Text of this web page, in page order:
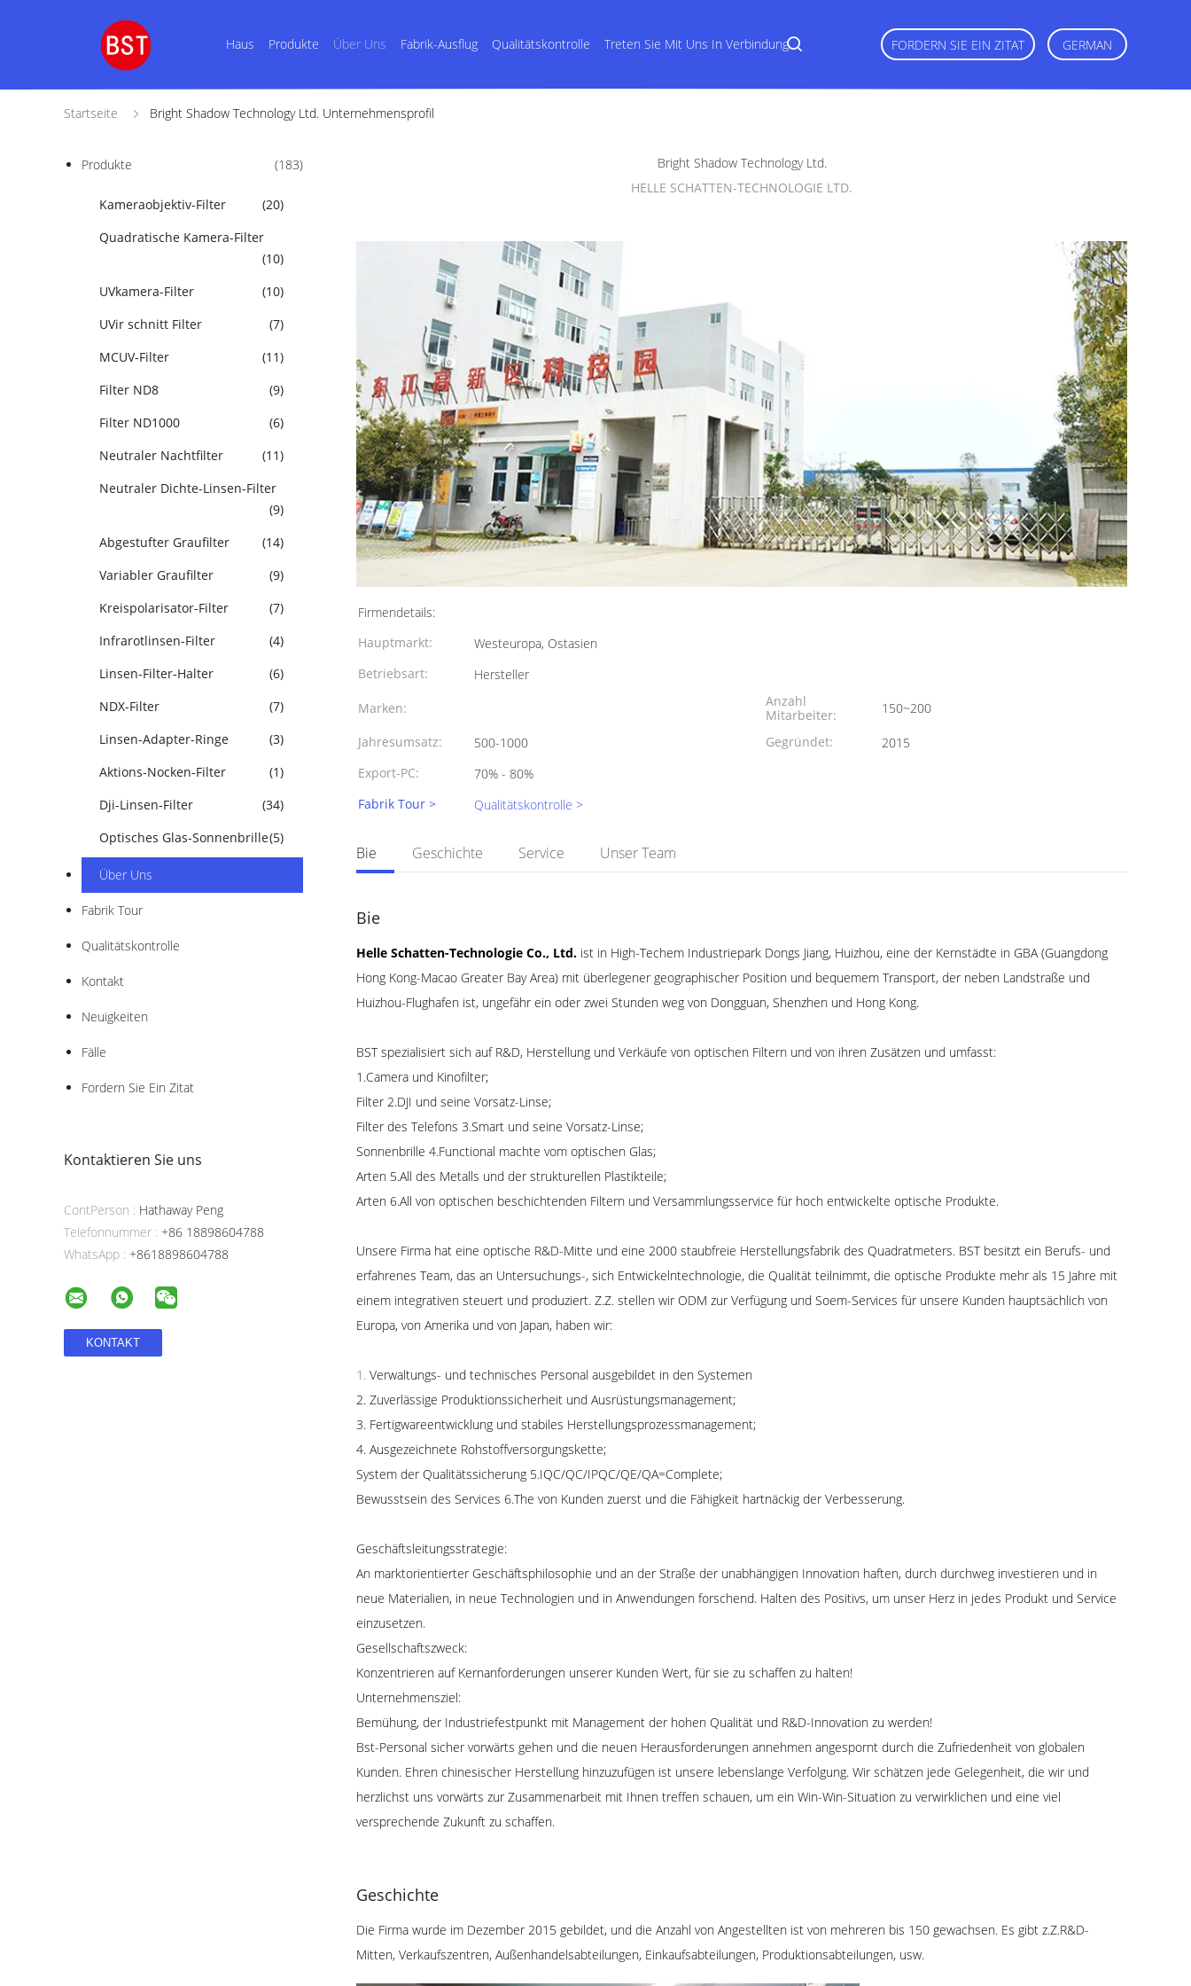
Haus Produkte Über Uns Fabrik-Ausflug Qualitätskontrolle Treten Sie Mit Uns In Verbindung FORDERN SIE EIN ZITAT GERMAN
Startseite Bright Shadow Technology Ltd. Unternehmensprofil
Produkte (183)
Kameraobjektiv-Filter
(20)
Quadratische Kamera-Filter
(10)
UVkamera-Filter
(10)
UVir schnitt Filter
(7)
MCUV-Filter
(11)
Filter ND8
(9)
Filter ND1000
(6)
Neutraler Nachtfilter
(11)
Neutraler Dichte-Linsen-Filter
(9)
Abgestufter Graufilter
(14)
Variabler Graufilter
(9)
Kreispolarisator-Filter
(7)
Infrarotlinsen-Filter
(4)
Linsen-Filter-Halter
(6)
NDX-Filter
(7)
Linsen-Adapter-Ringe
(3)
Aktions-Nocken-Filter
(1)
Dji-Linsen-Filter
(34)
Optisches Glas-Sonnenbrille(5)
Über Uns
Fabrik Tour
Qualitätskontrolle
Kontakt
Neuigkeiten
Fälle
Fordern Sie Ein Zitat
Kontaktieren Sie uns
ContPerson : Hathaway Peng
Telefonnummer : +86 18898604788
WhatsApp : +8618898604788
Bright Shadow Technology Ltd.
HELLE SCHATTEN-TECHNOLOGIE LTD.
Firmendetails:
Hauptmarkt:
Westeuropa, Ostasien
Betriebsart:
Hersteller
Marken:
Anzahl
Mitarbeiter:
150~200
Jahresumsatz:
500-1000 Gegründet:
2015
Export-PC:
70% - 80%
Fabrik Tour >
Qualitätskontrolle >
Bie Geschichte Service Unser Team
Bie
Helle Schatten-Technologie Co., Ltd. ist in High-Techem Industriepark Dongs Jiang, Huizhou, eine der Kernstädte in GBA (Guangdong
Hong Kong-Macao Greater Bay Area) mit überlegener geographischer Position und bequemem Transport, der neben Landstraße und
Huizhou-Flughafen ist, ungefähr ein oder zwei Stunden weg von Dongguan, Shenzhen und Hong Kong.
BST spezialisiert sich auf R&D, Herstellung und Verkäufe von optischen Filtern und von ihren Zusätzen und umfasst:
1.Camera und Kinofilter;
Filter 2.DJI und seine Vorsatz-Linse;
Filter des Telefons 3.Smart und seine Vorsatz-Linse;
Sonnenbrille 4.Functional machte vom optischen Glas;
Arten 5.All des Metalls und der strukturellen Plastikteile;
Arten 6.All von optischen beschichtenden Filtern und Versammlungsservice für hoch entwickelte optische Produkte.
Unsere Firma hat eine optische R&D-Mitte und eine 2000 staubfreie Herstellungsfabrik des Quadratmeters. BST besitzt ein Berufs- und
erfahrenes Team, das an Untersuchungs-, sich Entwickelntechnologie, die Qualität teilnimmt, die optische Produkte mehr als 15 Jahre mit
einem integrativen steuert und produziert. Z.Z. stellen wir ODM zur Verfügung und Soem-Services für unsere Kunden hauptsächlich von
Europa, von Amerika und von Japan, haben wir:
1. Verwaltungs- und technisches Personal ausgebildet in den Systemen
2. Zuverlässige Produktionssicherheit und Ausrüstungsmanagement;
3. Fertigwareentwicklung und stabiles Herstellungsprozessmanagement;
4. Ausgezeichnete Rohstoffversorgungskette;
System der Qualitätssicherung 5.IQC/QC/IPQC/QE/QA=Complete;
Bewusstsein des Services 6.The von Kunden zuerst und die Fähigkeit hartnäckig der Verbesserung.
Geschäftsleitungsstrategie:
An marktorientierter Geschäftsphilosophie und an der Straße der unabhängigen Innovation haften, durch durchweg investieren und in
neue Materialien, in neue Technologien und in Anwendungen forschend. Halten des Positivs, um unser Herz in jedes Produkt und Service
einzusetzen.
Gesellschaftszweck:
Konzentrieren auf Kernanforderungen unserer Kunden Wert, für sie zu schaffen zu halten!
Unternehmensziel:
Bemühung, der Industriefestpunkt mit Management der hohen Qualität und R&D-Innovation zu werden!
Bst-Personal sicher vorwärts gehen und die neuen Herausforderungen annehmen angespornt durch die Zufriedenheit von globalen
Kunden. Ehren chinesischer Herstellung hinzuzufügen ist unsere lebenslange Verfolgung. Wir schätzen jede Gelegenheit, die wir und
herzlichst uns vorwärts zur Zusammenarbeit mit Ihnen treffen schauen, um ein Win-Win-Situation zu verwirklichen und eine viel
versprechende Zukunft zu schaffen.
Geschichte
Die Firma wurde im Dezember 2015 gebildet, und die Anzahl von Angestellten ist von mehreren bis 150 gewachsen. Es gibt z.Z.R&D-
Mitten, Verkaufszentren, Außenhandelsabteilungen, Einkaufsabteilungen, Produktionsabteilungen, usw.